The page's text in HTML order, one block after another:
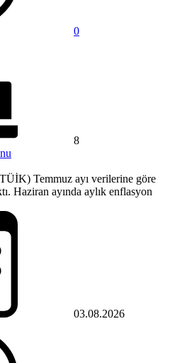
0
8
Temmuz ayı verilerine göre
Haziran ayında aylık enflasyon
03.08.2026